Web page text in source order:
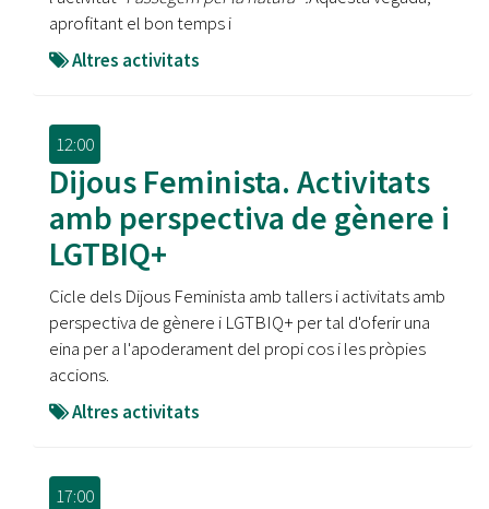
aprofitant el bon temps i
Altres activitats
12:00
Dijous Feminista. Activitats
amb perspectiva de gènere i
LGTBIQ+
Cicle dels Dijous Feminista amb tallers i activitats amb
perspectiva de gènere i LGTBIQ+ per tal d'oferir una
eina per a l'apoderament del propi cos i les pròpies
accions.
Altres activitats
17:00